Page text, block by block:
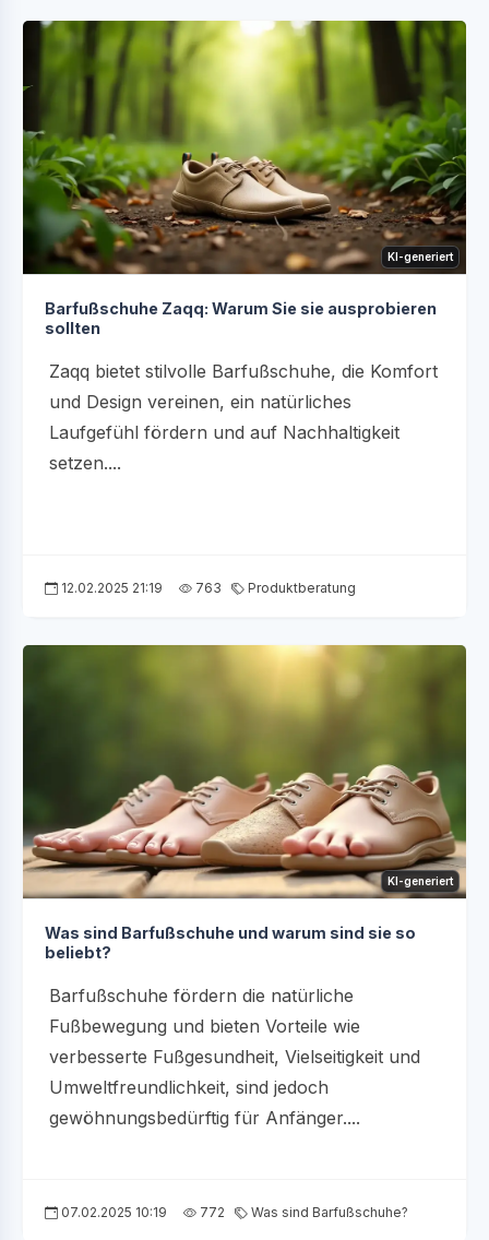
KI-generiert
Barfußschuhe Zaqq: Warum Sie sie ausprobieren
sollten
Zaqq bietet stilvolle Barfußschuhe, die Komfort
und Design vereinen, ein natürliches
Laufgefühl fördern und auf Nachhaltigkeit
setzen....
12.02.2025 21:19 763 Produktberatung
KI-generiert
Was sind Barfußschuhe und warum sind sie so
beliebt?
Barfußschuhe fördern die natürliche
Fußbewegung und bieten Vorteile wie
verbesserte Fußgesundheit, Vielseitigkeit und
Umweltfreundlichkeit, sind jedoch
gewöhnungsbedürftig für Anfänger....
07.02.2025 10:19 772 Was sind Barfußschuhe?